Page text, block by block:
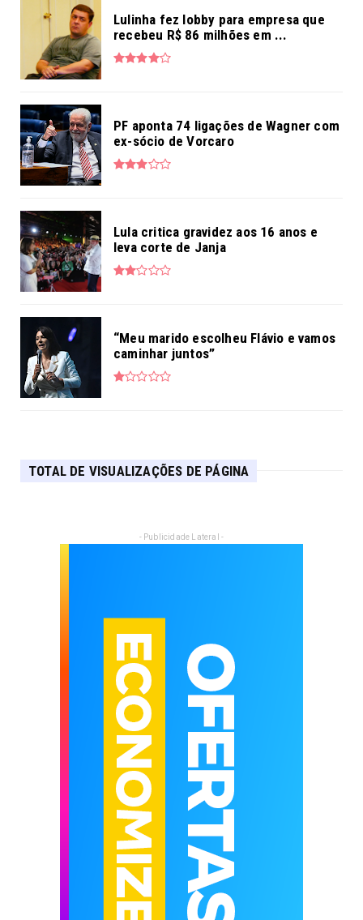
Lulinha fez lobby para empresa que
recebeu R$ 86 milhões em ...
PF aponta 74 ligações de Wagner com
ex-sócio de Vorcaro
Lula critica gravidez aos 16 anos e
leva corte de Janja
“Meu marido escolheu Flávio e vamos
caminhar juntos”
TOTAL DE VISUALIZAÇÕES DE PÁGINA
- Publicidade Lateral -